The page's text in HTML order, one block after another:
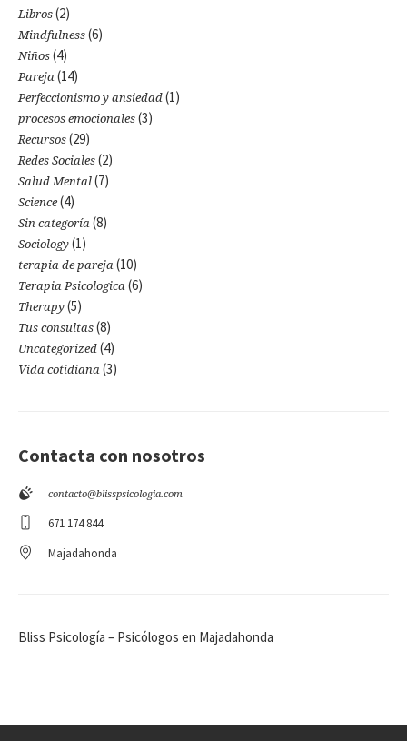
Libros (2)
Mindfulness (6)
Niños (4)
Pareja (14)
Perfeccionismo y ansiedad (1)
procesos emocionales (3)
Recursos (29)
Redes Sociales (2)
Salud Mental (7)
Science (4)
Sin categoría (8)
Sociology (1)
terapia de pareja (10)
Terapia Psicologica (6)
Therapy (5)
Tus consultas (8)
Uncategorized (4)
Vida cotidiana (3)
Contacta con nosotros
contacto@blisspsicologia.com
671 174 844
Majadahonda
Bliss Psicología – Psicólogos en Majadahonda